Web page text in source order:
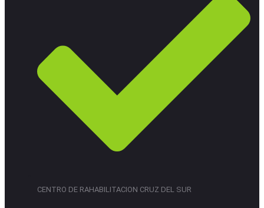
CENTRO DE RAHABILITACION CRUZ DEL SUR